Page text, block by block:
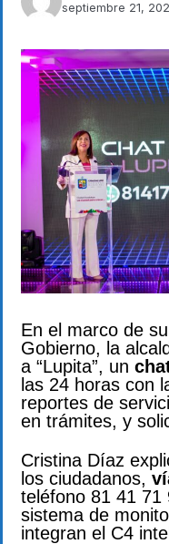
septiembre 21,
En el marco de
Gobierno, la
a “Lupita”, un
las 24 horas con
reportes de
en trámites, y
Cristina Díaz
los ciudadanos,
teléfono 81 41 71
sistema de
integran el C4